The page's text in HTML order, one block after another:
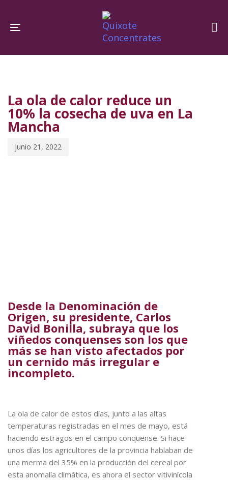
links
navigation
content
Toggle navigation
La ola de calor reduce un
10% la cosecha de uva en La
Mancha
junio 21, 2022
Desde la Denominación de
Origen, su presidente, Carlos
David Bonilla, subraya que los
viñedos conquenses son los que
más se han visto afectados por
un cernido más irregular e
incompleto.
La ola de calor de estos días, junto a las altas
temperaturas registradas en el mes de mayo, está
haciendo estragos en el campo conquense. Si hace
unos días los agricultores de la provincia hablaban de
una merma del 35% en la producción del cereal por
esta anomalía climática, es ahora el sector vitivinícola